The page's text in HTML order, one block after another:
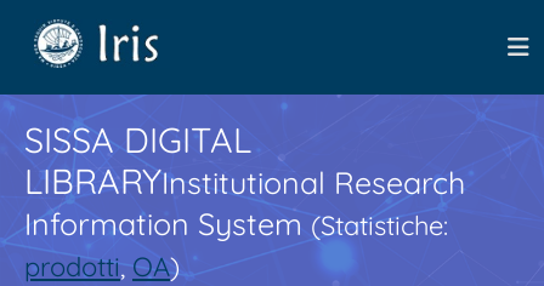
SISSA DIGITAL
LIBRARYInstitutional Research
Information System(Statistiche:
prodotti,OA)